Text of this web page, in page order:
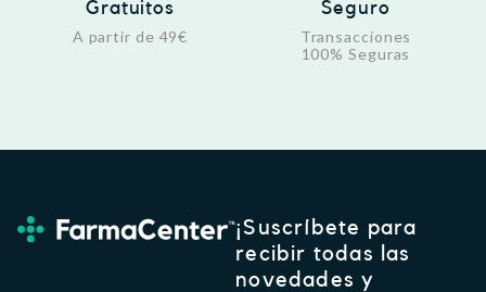
Gratuitos
A partir de 49€
Seguro
Transacciones
100% Seguras
¡Suscríbete para
recibir todas las
novedades y